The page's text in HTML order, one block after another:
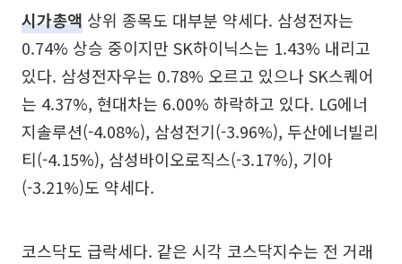
시가총액 상위 종목도 대부분 약세다. 삼성전자는
0.74% 상승 중이지만 SK하이닉스는 1.43% 내리고
있다. 삼성전자우는 0.78% 오르고 있으나 SK스퀘어
는 4.37%, 현대차는 6.00% 하락하고 있다. LG에너
지솔루션(-4.08%), 삼성전기(-3.96%), 두산에너빌리
티(-4.15%), 삼성바이오로직스(-3.17%), 기아
(-3.21%)도 약세다.
코스닥도 급락세다. 같은 시각 코스닥지수는 전 거래